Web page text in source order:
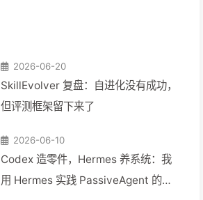
2026-06-20
SkillEvolver 复盘：自进化没有成功，
但评测框架留下来了
2026-06-10
Codex 造零件，Hermes 养系统：我
用 Hermes 实践 PassiveAgent 的过